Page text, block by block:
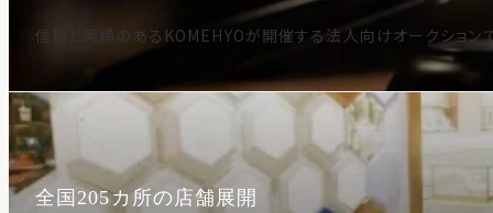
信頼と実績のあるKOMEHYOが開催する法人向けオークション
全国205カ所の店舗展開